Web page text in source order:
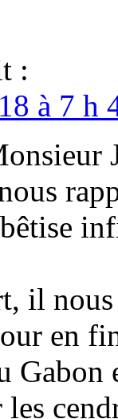
:
à 7 h
il
en
Gabon